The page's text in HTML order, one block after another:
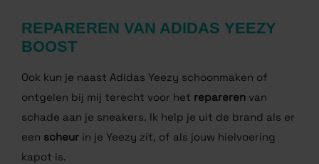
BOOST
Ook kun je naast Adidas Yeezy schoonmaken of
ontgelen bij mij terecht voor hetreparerenvan
schade aan je sneakers. Ik help je uit de brand als er